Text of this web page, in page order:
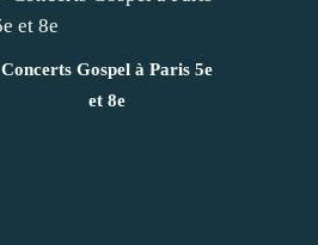
Concerts Gospel à Paris 5e
et 8e